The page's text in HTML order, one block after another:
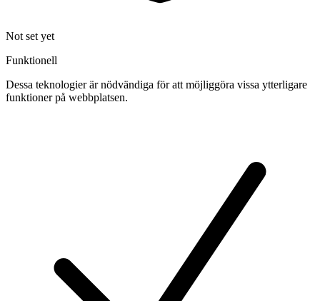
Not set yet
Funktionell
Dessa teknologier är nödvändiga för att möjliggöra vissa ytterligare
funktioner på webbplatsen.